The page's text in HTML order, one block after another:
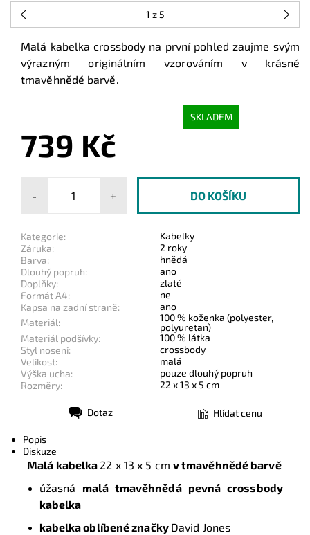
1 z 5
Malá kabelka crossbody na první pohled zaujme svým
výrazným originálním vzorováním v krásné
tmavěhnědé barvě.
SKLADEM
739 Kč
- +
Kategorie:
Kabelky
Záruka:
2 roky
Barva:
hnědá
Dlouhý popruh:
ano
Doplňky:
zlaté
Formát A4:
ne
Kapsa na zadní straně:
ano
Materiál:
100 % koženka (polyester,
polyuretan)
Materiál podšívky:
100 % látka
Styl nosení:
crossbody
Velikost:
malá
Výška ucha:
pouze dlouhý popruh
Rozměry:
22 x 13 x 5 cm
Dotaz Hlídat cenu
Popis
Diskuze
Malá kabelka 22 x 13 x 5 cm v tmavěhnědé barvě
úžasná malá tmavěhnědá pevná crossbody
kabelka
kabelka oblíbené značky David Jones